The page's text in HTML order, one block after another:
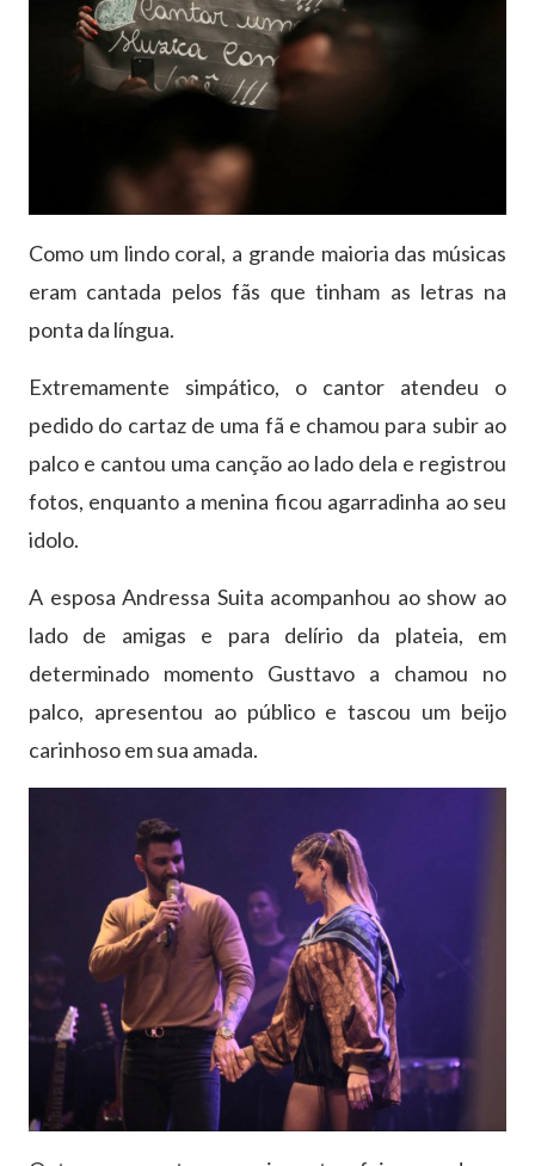
Como um lindo coral, a grande maioria das músicas
eram cantada pelos fãs que tinham as letras na
ponta da língua.
Extremamente simpático, o cantor atendeu o
pedido do cartaz de uma fã e chamou para subir ao
palco e cantou uma canção ao lado dela e registrou
fotos, enquanto a menina ficou agarradinha ao seu
idolo.
A esposa Andressa Suita acompanhou ao show ao
lado de amigas e para delírio da plateia, em
determinado momento Gusttavo a chamou no
palco, apresentou ao público e tascou um beijo
carinhoso em sua amada.